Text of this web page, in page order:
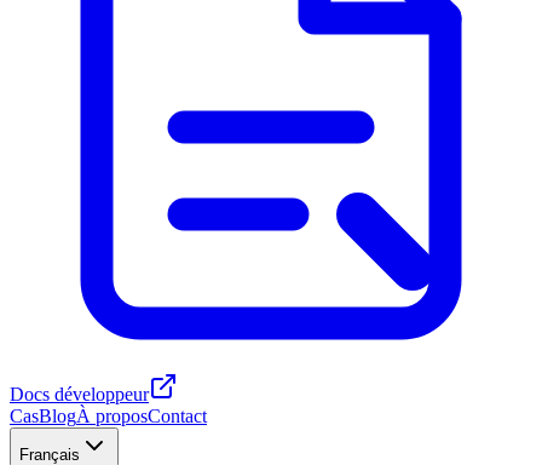
Docs développeur
CasBlogÀ proposContact
Français